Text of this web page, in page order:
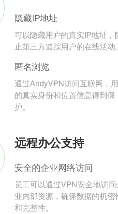
隐藏IP地址
可以隐藏用户的真实IP地址，
止第三方追踪用户的在线活动
匿名浏览
通过AndyVPN访问互联网，
的真实身份和位置信息得到保
护。
远程办公支持
安全的企业网络访问
员工可以通过VPN安全地访
业内部资源，确保数据的机密
和完整性。